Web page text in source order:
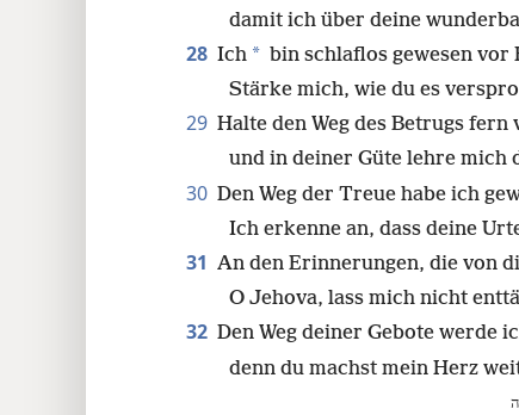
damit ich über deine
28 Ich * bin schlaflos gewesen vor
Stärke mich, wie du es
29 Halte den Weg des Betrugs fern
und in deiner Güte lehre mich
30 Den Weg der Treue habe ich
Ich erkenne an, dass deine
31 An den Erinnerungen, die von
O Jehova, lass mich nicht
32 Den Weg deiner Gebote werde
denn du machst mein Herz